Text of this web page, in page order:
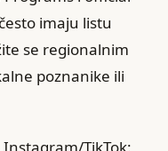
imaju listu
se regionalnim
poznanike ili